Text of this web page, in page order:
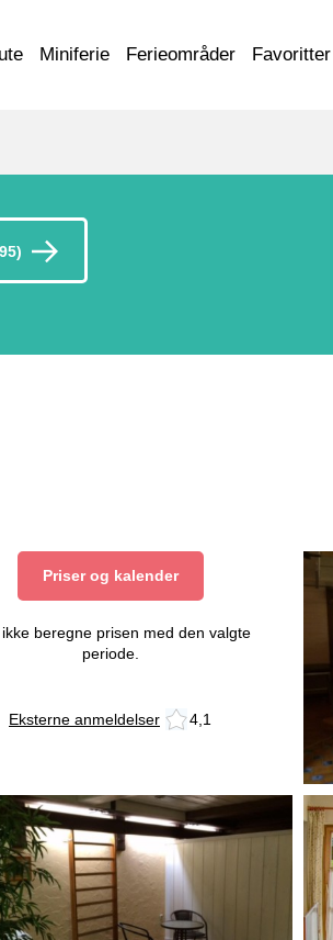
Miniferie Ferieområder
Priser og kalender
ikke beregne prisen med den valgte
periode.
Eksterne anmeldelser 4,1